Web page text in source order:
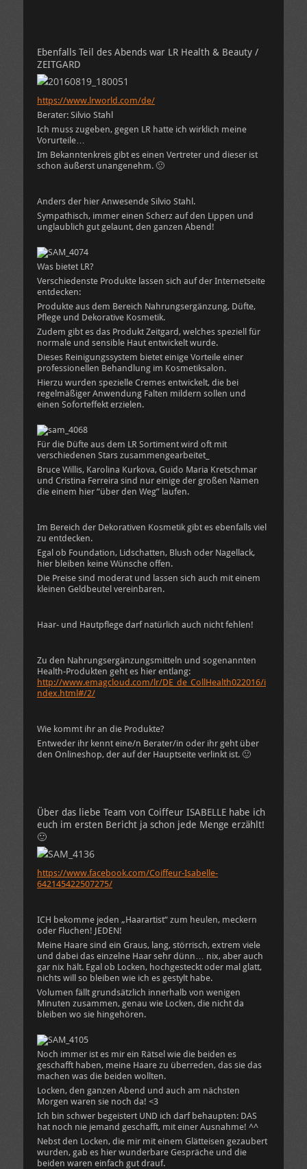
Ebenfalls Teil des Abends war LR Health & Beauty /
ZEITGARD
https://www.lrworld.com/de/
Berater: Silvio Stahl
Ich muss zugeben, gegen LR hatte ich wirklich meine
Vorurteile…
Im Bekanntenkreis gibt es einen Vertreter und dieser ist
schon äußerst unangenehm. 🙁
Anders der hier Anwesende Silvio Stahl.
Sympathisch, immer einen Scherz auf den Lippen und
unglaublich gut gelaunt, den ganzen Abend!
Was bietet LR?
Verschiedenste Produkte lassen sich auf der Internetseite
entdecken:
Produkte aus dem Bereich Nahrungsergänzung, Düfte,
Pflege und Dekorative Kosmetik.
Zudem gibt es das Produkt Zeitgard, welches speziell für
normale und sensible Haut entwickelt wurde.
Dieses Reinigungssystem bietet einige Vorteile einer
professionellen Behandlung im Kosmetiksalon.
Hierzu wurden spezielle Cremes entwickelt, die bei
regelmäßiger Anwendung Falten mildern sollen und
einen Soforteffekt erzielen.
Für die Düfte aus dem LR Sortiment wird oft mit
verschiedenen Stars zusammengearbeitet_
Bruce Willis, Karolina Kurkova, Guido Maria Kretschmar
und Cristina Ferreira sind nur einige der großen Namen
die einem hier “über den Weg” laufen.
Im Bereich der Dekorativen Kosmetik gibt es ebenfalls viel
zu entdecken.
Egal ob Foundation, Lidschatten, Blush oder Nagellack,
hier bleiben keine Wünsche offen.
Die Preise sind moderat und lassen sich auch mit einem
kleinen Geldbeutel vereinbaren.
Haar- und Hautpflege darf natürlich auch nicht fehlen!
Zu den Nahrungsergänzungsmitteln und sogenannten
Health-Produkten geht es hier entlang:
http://www.emagcloud.com/lr/DE_de_CollHealth022016/i
ndex.html#/2/
Wie kommt ihr an die Produkte?
Entweder ihr kennt eine/n Berater/in oder ihr geht über
den Onlineshop, der auf der Hauptseite verlinkt ist. 🙂
Über das liebe Team von Coiffeur ISABELLE habe ich
euch im ersten Bericht ja schon jede Menge erzählt!
🙂
https://www.facebook.com/Coiffeur-Isabelle-
642145422507275/
ICH bekomme jeden „Haarartist“ zum heulen, meckern
oder Fluchen! JEDEN!
Meine Haare sind ein Graus, lang, störrisch, extrem viele
und dabei das einzelne Haar sehr dünn… nix, aber auch
gar nix hält. Egal ob Locken, hochgesteckt oder mal glatt,
nichts will so bleiben wie ich es gestylt habe.
Volumen fällt grundsätzlich innerhalb von wenigen
Minuten zusammen, genau wie Locken, die nicht da
bleiben wo sie hingehören.
Noch immer ist es mir ein Rätsel wie die beiden es
geschafft haben, meine Haare zu überreden, das sie das
machen was die beiden wollten.
Locken, den ganzen Abend und auch am nächsten
Morgen waren sie noch da! <3
Ich bin schwer begeistert UND ich darf behaupten: DAS
hat noch nie jemand geschafft, mit einer Ausnahme! ^^
Nebst den Locken, die mir mit einem Glätteisen gezaubert
wurden, gab es hier wunderbare Gespräche und die
beiden waren einfach gut drauf.